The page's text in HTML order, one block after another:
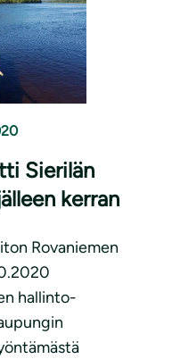
Sierilän
kerran
Rovaniemen
hallinto-